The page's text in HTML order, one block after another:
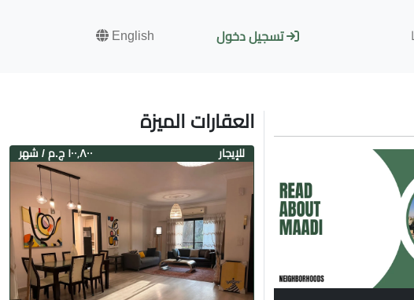
تسجيل دخول English
العقارات الميزة
للإيجار ١٠٠٬٨٠٠ ج.م / شهر